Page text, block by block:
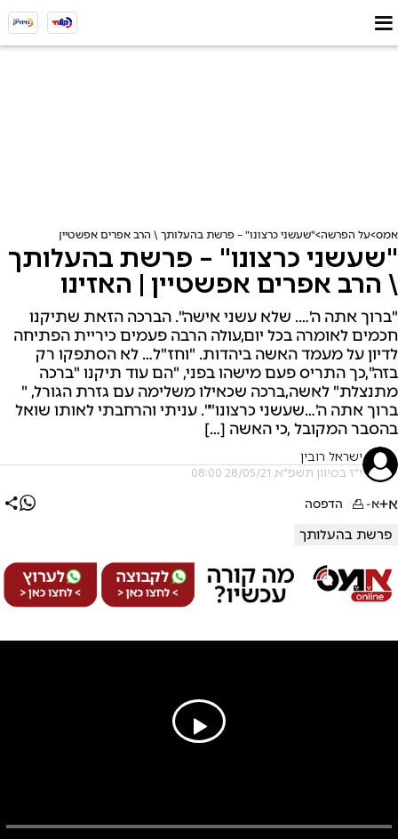
אמס על הפרשה "שעשני כרצונו" – פרשת בהעלותך \ הרב אפרים אפשטיין | האזינו
"שעשני כרצונו" – פרשת בהעלותך
\ הרב אפרים אפשטיין | האזינו
"ברוך אתה ה'…. שלא עשני אישה". הברכה הזאת שתיקנו
חכמים לאומרה בכל יום,עולה הרבה פעמים כיריית הפתיחה
לדיון על מעמד האשה ביהדות. "וחז"ל… לא הסתפקו רק
בזה",כך התריס פעם מישהו בפני, "הם עוד תיקנו "ברכה
מתנצלת" לאשה,ברכה שכאילו משלימה עם גזרת הגורל, "
ברוך אתה ה'…שעשני כרצונו"". עניתי והרחבתי לאותו שואל
בהסבר המקובל ,כי האשה […]
ישראל רובין
י"ז בסיוון תשפ"א, 28/05/21 08:00
א+א- הדפסה
פרשת בהעלותך